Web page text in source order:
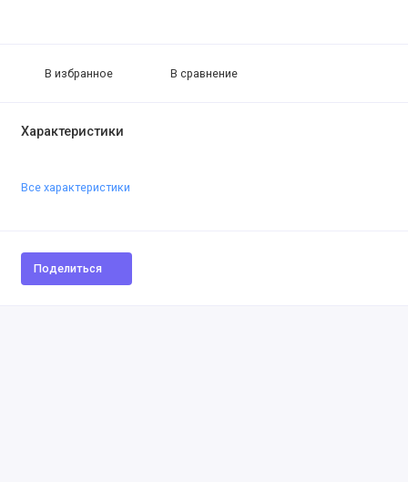
В избранное В сравнение
Характеристики
Все характеристики
Поделиться